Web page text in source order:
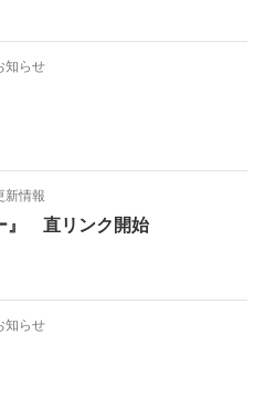
知らせ
新情報
』 直リンク開始
知らせ